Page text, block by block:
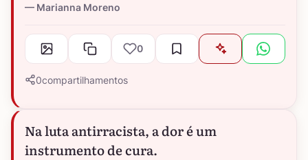
Marianna Moreno
0
0compartilhamentos
Na luta antirracista, a dor é um
instrumento de cura.